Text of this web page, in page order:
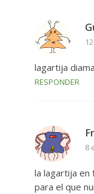
lagartija
RESPONDER
8
la lagartija en
para el que